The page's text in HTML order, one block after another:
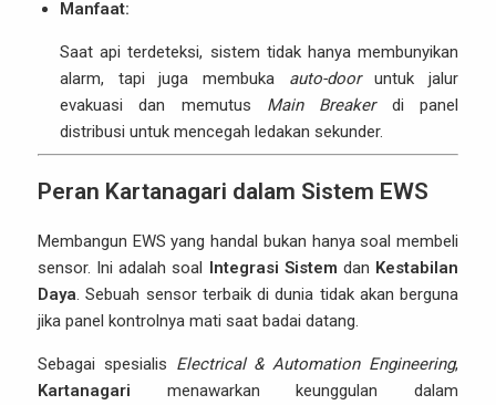
Manfaat:
Saat api terdeteksi, sistem tidak hanya membunyikan
alarm, tapi juga membuka auto-dooruntuk jalur
evakuasi dan memutus Main Breakerdi panel
distribusi untuk mencegah ledakan sekunder.
Peran Kartanagari dalam Sistem EWS
Membangun EWS yang handal bukan hanya soal membeli
sensor. Ini adalah soal Integrasi Sistem dan Kestabilan
Daya . Sebuah sensor terbaik di dunia tidak akan berguna
jika panel kontrolnya mati saat badai datang.
Sebagai spesialis Electrical & Automation Engineering,
Kartanagari menawarkan keunggulan dalam